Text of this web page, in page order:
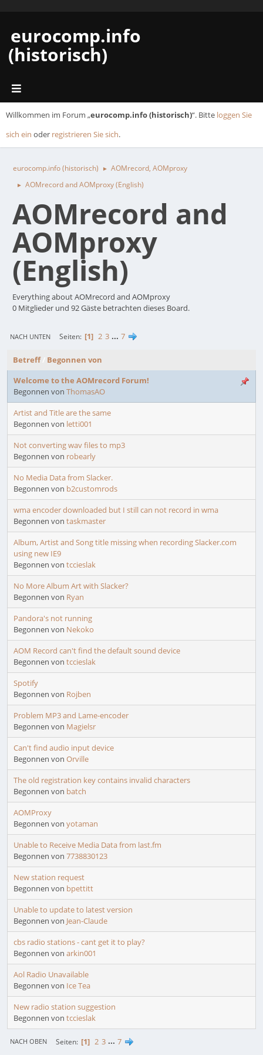
eurocomp.info
(historisch)
Willkommen im Forum „eurocomp.info (historisch)“. Bitte loggen Sie
sich ein oder registrieren Sie sich.
eurocomp.info (historisch) ► AOMrecord, AOMproxy
► AOMrecord and AOMproxy (English)
AOMrecord and
AOMproxy
(English)
Everything about AOMrecord and AOMproxy
0 Mitglieder und 92 Gäste betrachten dieses Board.
NACH UNTEN Seiten 1 2 3 ... 7
Betreff/ Begonnen von
Welcome to the AOMrecord Forum!
Begonnen von ThomasAO
Artist and Title are the same
Begonnen von letti001
Not converting wav files to mp3
Begonnen von robearly
No Media Data from Slacker.
Begonnen von b2customrods
wma encoder downloaded but I still can not record in wma
Begonnen von taskmaster
Album, Artist and Song title missing when recording Slacker.com
using new IE9
Begonnen von tccieslak
No More Album Art with Slacker?
Begonnen von Ryan
Pandora's not running
Begonnen von Nekoko
AOM Record can't find the default sound device
Begonnen von tccieslak
Spotify
Begonnen von Rojben
Problem MP3 and Lame-encoder
Begonnen von Magielsr
Can't find audio input device
Begonnen von Orville
The old registration key contains invalid characters
Begonnen von batch
AOMProxy
Begonnen von yotaman
Unable to Receive Media Data from last.fm
Begonnen von 7738830123
New station request
Begonnen von bpettitt
Unable to update to latest version
Begonnen von Jean-Claude
cbs radio stations - cant get it to play?
Begonnen von arkin001
Aol Radio Unavailable
Begonnen von Ice Tea
New radio station suggestion
Begonnen von tccieslak
NACH OBEN Seiten 1 2 3 ... 7